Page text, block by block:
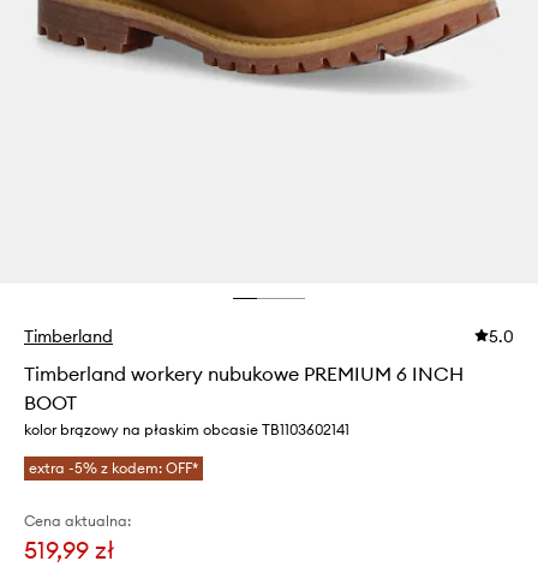
Timberland 5.0
Timberland workery nubukowe PREMIUM 6 INCH
BOOT
kolor brązowy na płaskim obcasie TB1103602141
extra -5% z kodem: OFF*
Cena aktualna:
519,99 zł